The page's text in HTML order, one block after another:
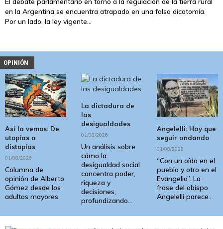
en la Argentina se encuentra atrapado en una falsa dicotomía.
Por un lado, la ley vigente...
OPINIÓN
Así la vemos: De
utopías a
distopías
01/08/2026
Columna de
opinión de Alberto
Gómez desde los
adultos mayores.
La dictadura de
las
desigualdades
01/08/2026
Un análisis sobre
cómo la
desigualdad social
concentra poder,
riqueza y
decisiones,
profundizando...
Angelelli: Hay que
seguir andando
01/08/2026
“Con un oído en el
pueblo y otro en el
Evangelio”. La
frase del obispo
Angelelli parece...